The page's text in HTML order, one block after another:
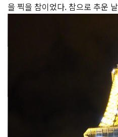
을 찍을 참이었다. 참으로 추운